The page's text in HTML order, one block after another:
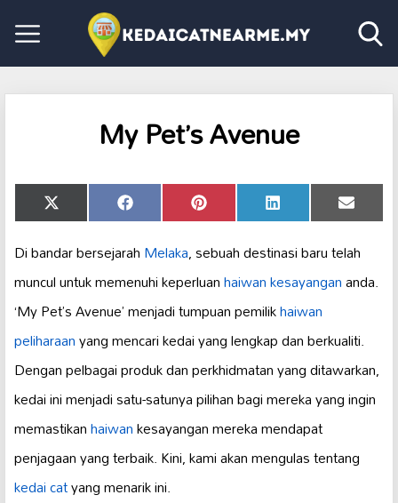
My Pet’s Avenue
Share
on
X
(Twitter)
Share
on
Facebook Share
on
Pinterest Share
on
LinkedIn Share
on
Email
Di bandar bersejarahMelaka, sebuah destinasi baru telah
muncul untuk memenuhi keperluanhaiwan kesayangananda.
‘My Pet’s Avenue’ menjadi tumpuan pemilikhaiwan
peliharaanyang mencari kedai yang lengkap dan berkualiti.
Dengan pelbagai produk dan perkhidmatan yang ditawarkan,
kedai ini menjadi satu-satunya pilihan bagi mereka yang ingin
memastikanhaiwankesayangan mereka mendapat
penjagaan yang terbaik. Kini, kami akan mengulas tentang
kedai catyang menarik ini.